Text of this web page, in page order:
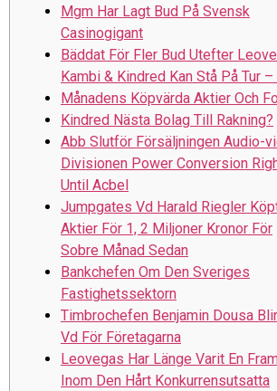
Mgm Har Lagt Bud På Svensk
Casinogigant
Bäddat För Fler Bud Utefter
Kambi & Kindred Kan Stå På Tur –
Månadens Köpvärda Aktier Och
Kindred Nästa Bolag Till Rakning?
Abb Slutför Försäljningen Audio-
Divisionen Power Conversion
Until Acbel
Jumpgates Vd Harald Riegler
Aktier För 1, 2 Miljoner Kronor För
Sobre Månad Sedan
Bankchefen Om Den Sveriges
Fastighetssektorn
Timbrochefen Benjamin Dousa
Vd För Företagarna
Leovegas Har Länge Varit En
Inom Den Hårt Konkurrensutsatta